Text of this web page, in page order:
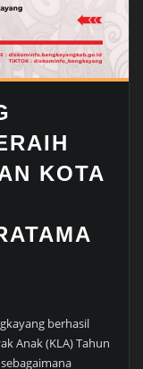
KOTA
berhasil
Anak (KLA) Tahun